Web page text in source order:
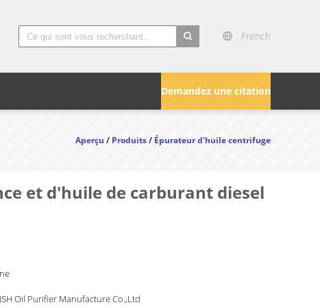
French
Demandez une citation
Aperçu/Produits/Épurateur d'huile centrifuge
et d'huile de carburant diesel
Oil Purifier Manufacture Co.,Ltd